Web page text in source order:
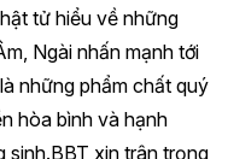
tử hiểu về những
Ngài nhấn mạnh tới
những phẩm chất quý
hòa bình và hạnh
xin trân trọng